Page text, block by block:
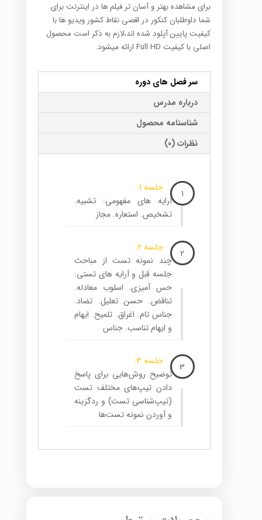
برای مشاهده بهتر و آسان تر فیلم ها در اینترنت برای
شما داوطلبان کنکور در اقصی نقاط کشور ویدیو ها با
کیفیت پایین آپلود شده اند،لازم به ذکر است محصول
اصلی با کیفیت Full HD ارائه میشود.
سر فصل های دوره
درباره مدرس
شناسنامه محصول
نظرات (0)
1
جلسه 1:
آرایه های مفهومی: تشبیه.
تشخیص. استعاره. مجاز
2
جلسه 2:
چند نمونه تست از مباحث
جلسه قبل و آرایه های تستی:
حس آمیزی. اسلوب معادله.
تناقض. حسن تعلیل. تضاد.
جناس تام. اغراق. تلمیح. ایهام
و ایهام تناسب. جناس
3
جلسه 3:
توضیح روش‌هایی برای پاسخ
دادن تیپ‌های مختلف تست
(تیپ‌شناسی تست) و ردگزینه
و آوردن نمونه تست‌ها